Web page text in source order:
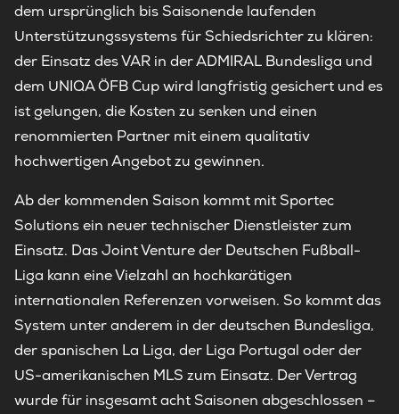
dem ursprünglich bis Saisonende laufenden
Unterstützungssystems für Schiedsrichter zu klären:
der Einsatz des VAR in der ADMIRAL Bundesliga und
dem UNIQA ÖFB Cup wird langfristig gesichert und es
ist gelungen, die Kosten zu senken und einen
renommierten Partner mit einem qualitativ
hochwertigen Angebot zu gewinnen.
Ab der kommenden Saison kommt mit Sportec
Solutions ein neuer technischer Dienstleister zum
Einsatz. Das Joint Venture der Deutschen Fußball-
Liga kann eine Vielzahl an hochkarätigen
internationalen Referenzen vorweisen. So kommt das
System unter anderem in der deutschen Bundesliga,
der spanischen La Liga, der Liga Portugal oder der
US-amerikanischen MLS zum Einsatz. Der Vertrag
wurde für insgesamt acht Saisonen abgeschlossen –